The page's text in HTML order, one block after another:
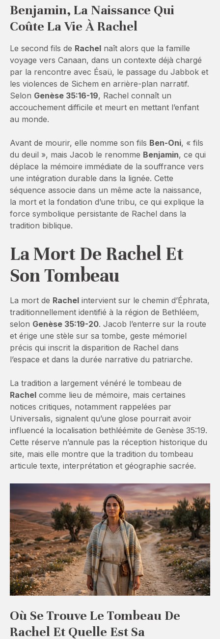
Benjamin, La Naissance Qui
Coûte La Vie À Rachel
Le second fils de Rachel naît alors que la famille
voyage vers Canaan, dans un contexte déjà chargé
par la rencontre avec Ésaü, le passage du Jabbok et
les violences de Sichem en arrière-plan narratif.
Selon Genèse 35:16-19, Rachel connaît un
accouchement difficile et meurt en mettant l’enfant
au monde.
Avant de mourir, elle nomme son fils Ben-Oni, « fils
du deuil », mais Jacob le renomme Benjamin, ce qui
déplace la mémoire immédiate de la souffrance vers
une intégration durable dans la lignée. Cette
séquence associe dans un même acte la naissance,
la mort et la fondation d’une tribu, ce qui explique la
force symbolique persistante de Rachel dans la
tradition biblique.
La Mort De Rachel Et
Son Tombeau
La mort de Rachel intervient sur le chemin d’Éphrata,
traditionnellement identifié à la région de Bethléem,
selon Genèse 35:19-20. Jacob l’enterre sur la route
et érige une stèle sur sa tombe, geste mémoriel
précis qui inscrit la disparition de Rachel dans
l’espace et dans la durée narrative du patriarche.
La tradition a largement vénéré le tombeau de
Rachel comme lieu de mémoire, mais certaines
notices critiques, notamment rappelées par
Universalis, signalent qu’une glose pourrait avoir
influencé la localisation bethléémite de Genèse 35:19.
Cette réserve n’annule pas la réception historique du
site, mais elle montre que la tradition du tombeau
articule texte, interprétation et géographie sacrée.
Où Se Trouve Le Tombeau De
Rachel Et Quelle Est Sa